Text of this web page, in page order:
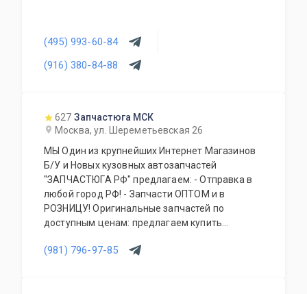
(495) 993-60-84
(916) 380-84-88
627 Запчастюга МСК
Москва, ул. Шереметьевская 26
МЫ Один из крупнейших Интернет Магазинов
Б/У и Новых кузовных автозапчастей
"ЗАПЧАСТЮГА РФ" предлагаем: - Отправка в
любой город РФ! - Запчасти ОПТОМ и в
РОЗНИЦУ! Оригинальные запчастей по
доступным ценам: предлагаем купить
фонари, подвеску, крылья передние и задние,
(981) 796-97-85